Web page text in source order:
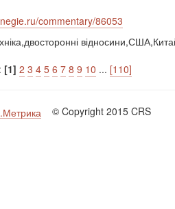
commentary/86053
[1] 2 3 4 5 6 7 8 9 10 ... [110]
© Copyright 2015 CRS